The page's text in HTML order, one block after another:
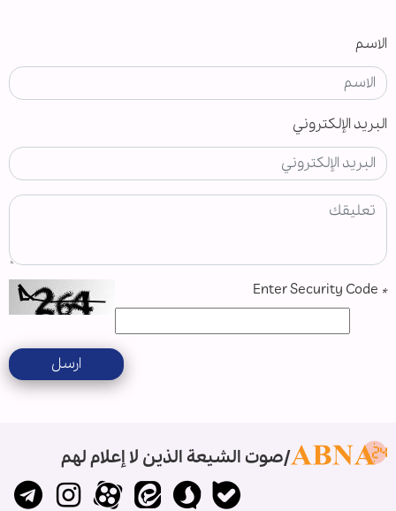
الاسم
البريد الإلكتروني
*
ارسل
صوت الشيعة الذين لا إعلام لهم